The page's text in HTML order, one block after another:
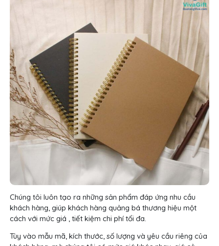
Chúng tôi luôn tạo ra những sản phẩm đáp ứng nhu cầu
khách hàng, giúp khách hàng quảng bá thương hiệu một
cách với mức giá , tiết kiệm chi phí tối đa.
Tùy vào mẫu mã, kích thước, số lượng và yêu cầu riêng của